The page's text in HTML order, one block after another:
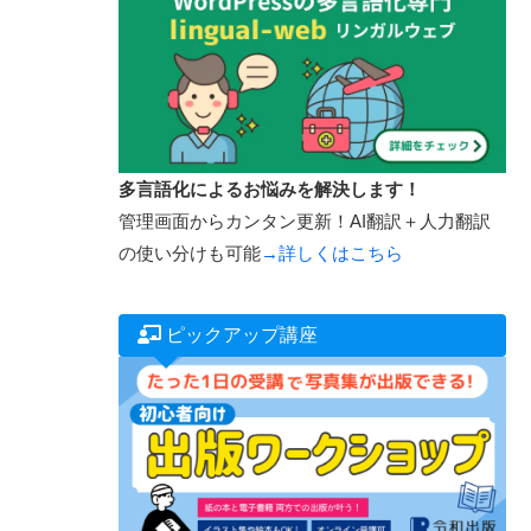
多言語化によるお悩みを解決します！
管理画面からカンタン更新！AI翻訳＋人力翻訳
の使い分けも可能→詳しくはこちら
ピックアップ講座